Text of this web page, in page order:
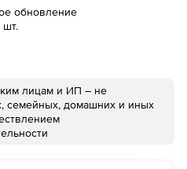
обновление
шт.
лицам и ИП – не
семейных, домашних и иных